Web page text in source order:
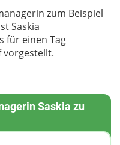
zum Beispiel
Saskia
für einen Tag
Saskia zu